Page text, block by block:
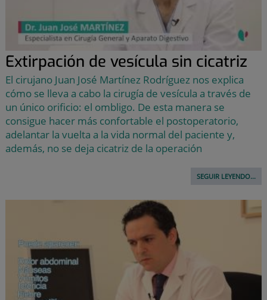
Extirpación de vesícula sin cicatriz
El cirujano Juan José Martínez Rodríguez nos explica
cómo se lleva a cabo la cirugía de vesícula a través de
un único orificio: el ombligo. De esta manera se
consigue hacer más confortable el postoperatorio,
adelantar la vuelta a la vida normal del paciente y,
además, no se deja cicatriz de la operación
SEGUIR LEYENDO...